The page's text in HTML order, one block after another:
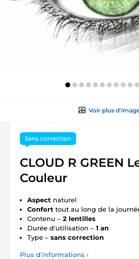
Voir plus
Sans correction
CLOUD R GREEN
Couleur
Aspect naturel
Confort tout au long de la
Contenu – 2 lentilles
Durée d'utilisation – 1 an
Type – sans correction
Plus d'informations ›